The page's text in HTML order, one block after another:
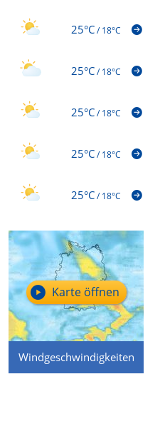
25°C/18°C
25°C/18°C
25°C/18°C
25°C/18°C
25°C/18°C
Windgeschwindigkeiten
Karte öffnen